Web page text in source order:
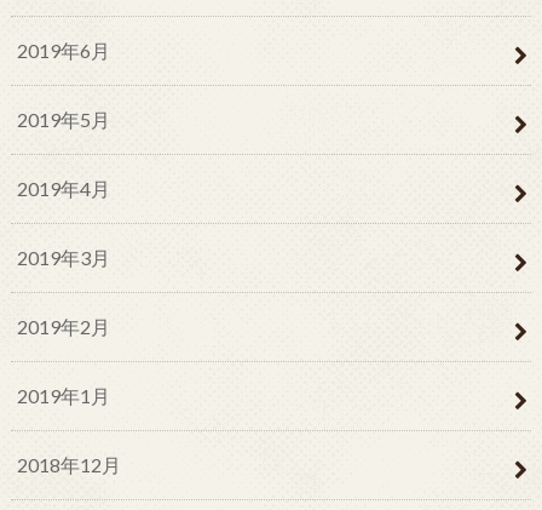
2019年6月
2019年5月
2019年4月
2019年3月
2019年2月
2019年1月
2018年12月